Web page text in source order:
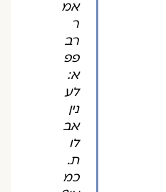
אמ
ר
רב
פפ
א:
לע
נין
אב
לו
ת.
כמ